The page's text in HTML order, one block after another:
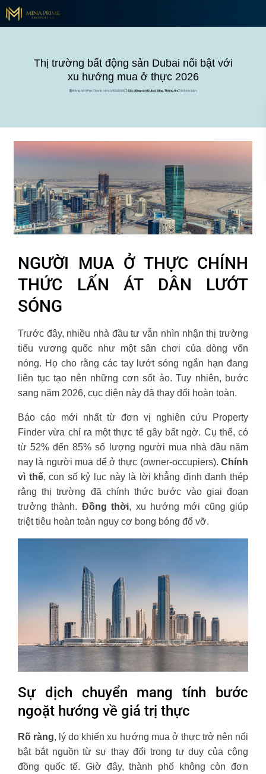
Thị trường bất động sản Dubai nổi bật với
xu hướng mua ở thực 2026
Đăng bởi Phat Thanh trên 14/05/2026 Bất động sản Dubai,Blog,Thông tin 0 Bình luận
NGƯỜI MUA Ở THỰC CHÍNH
THỨC LẤN ÁT DÂN LƯỚT
SÓNG
Trước đây, nhiều nhà đầu tư vẫn nhìn nhận thị trường
tiểu vương quốc như một sân chơi của dòng vốn
nóng. Họ cho rằng các tay lướt sóng ngắn hạn đang
liên tục tạo nên những cơn sốt ảo. Tuy nhiên, bước
sang năm 2026, cục diện này đã thay đổi hoàn toàn.
Báo cáo mới nhất từ đơn vị nghiên cứu Property
Finder vừa chỉ ra một thực tế gây bất ngờ. Cụ thể, có
từ 52% đến 85% số lượng người mua nhà đầu năm
nay là người mua để ở thực (owner-occupiers). Chính
vì thế, con số kỷ lục này là lời khẳng định đanh thép
rằng thị trường đã chính thức bước vào giai đoạn
trưởng thành. Đồng thời, xu hướng mới cũng giúp
triệt tiêu hoàn toàn nguy cơ bong bóng đổ vỡ.
Sự dịch chuyển mang tính bước
ngoặt hướng về giá trị thực
Rõ ràng, lý do khiến xu hướng mua ở thực trở nên nổi
bật bắt nguồn từ sự thay đổi trong tư duy của cộng
đồng quốc tế. Giờ đây, thành phố không còn đơn